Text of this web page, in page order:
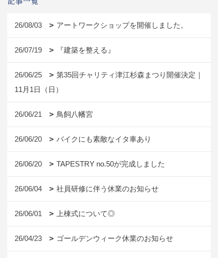
26/08/03 アートワークショップを開催しました。
26/07/19 『建築を整える』
26/06/25
第35回チャリティ津江杉森まつり開催決定｜
11月1日（日）
26/06/21 鳥飼八幡宮
26/06/20 バイクにも素敵なイタ車あり
26/06/20 TAPESTRY no.50が完成しました
26/06/04 社員研修に伴う休業のお知らせ
26/06/01 上棟式について◎
26/04/23 ゴールデンウィーク休業のお知らせ